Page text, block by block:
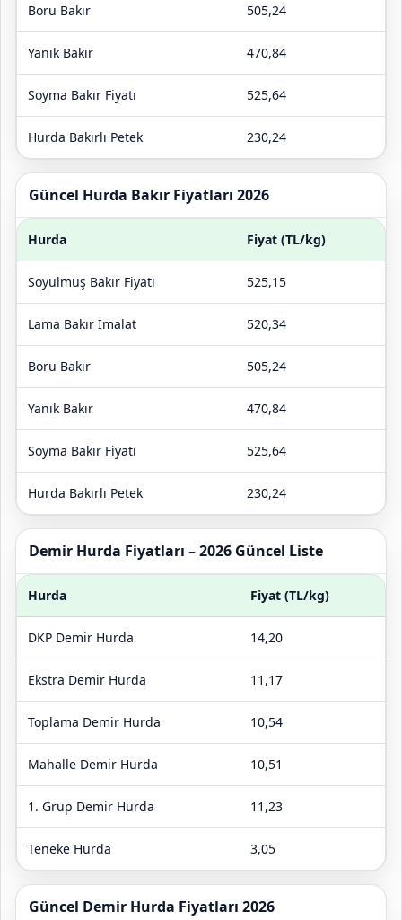
Boru Bakır 505,24
Yanık Bakır 470,84
Soyma Bakır Fiyatı 525,64
Hurda Bakırlı Petek 230,24
Güncel Hurda Bakır Fiyatları 2026
Hurda Fiyat (TL/kg)
Soyulmuş Bakır Fiyatı 525,15
Lama Bakır İmalat 520,34
Boru Bakır 505,24
Yanık Bakır 470,84
Soyma Bakır Fiyatı 525,64
Hurda Bakırlı Petek 230,24
Demir Hurda Fiyatları – 2026 Güncel Liste
Hurda Fiyat (TL/kg)
DKP Demir Hurda 14,20
Ekstra Demir Hurda 11,17
Toplama Demir Hurda 10,54
Mahalle Demir Hurda 10,51
1. Grup Demir Hurda 11,23
Teneke Hurda 3,05
Güncel Demir Hurda Fiyatları 2026